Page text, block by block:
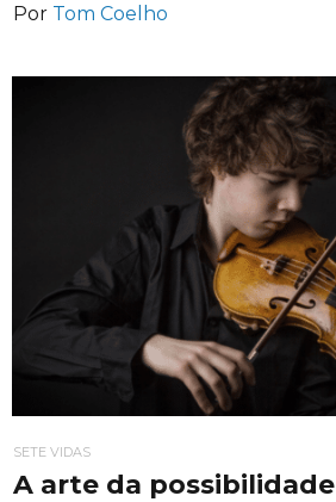
Por Tom Coelho
SETE VIDAS
A arte da possibilidade